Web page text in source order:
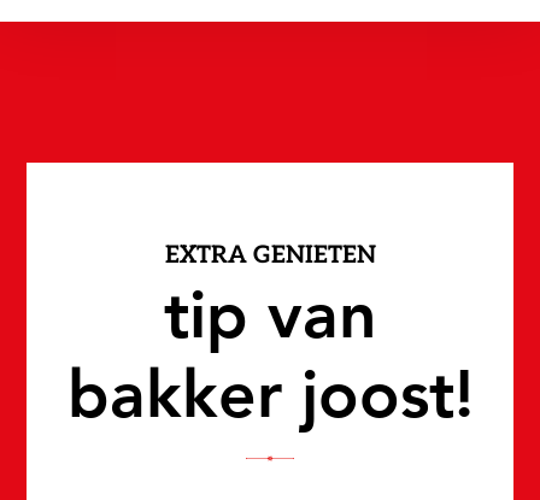
EXTRA GENIETEN
tip van
bakker joost!